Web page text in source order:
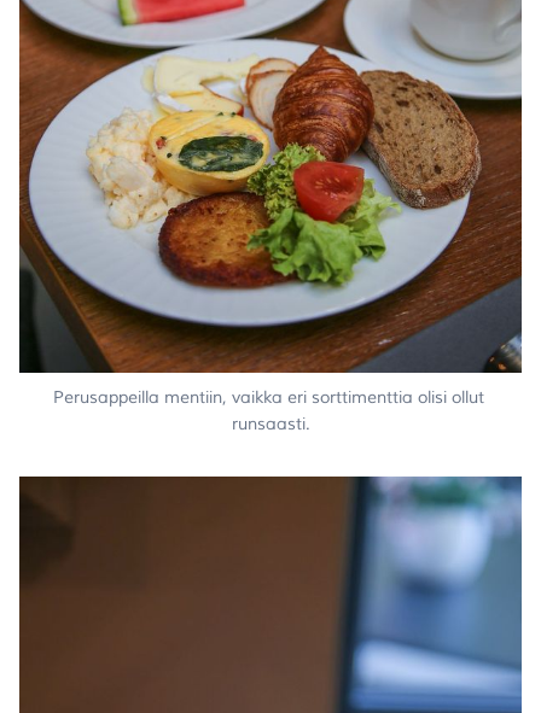
Perusappeilla mentiin, vaikka eri sorttimenttia olisi ollut
runsaasti.